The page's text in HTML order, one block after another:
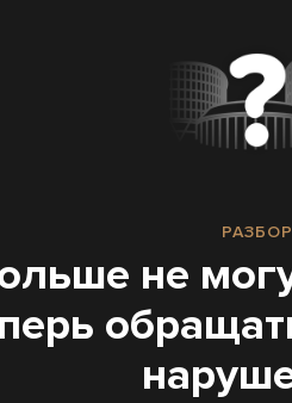
РАЗБОР
не